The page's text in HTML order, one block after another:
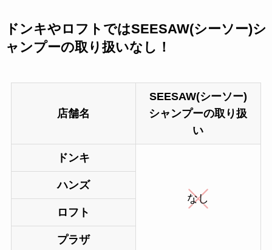
ドンキやロフトではSEESAW(シーソー)シ
ャンプーの取り扱いなし！
店舗名
SEESAW(シーソー)
シャンプーの取り扱
い
ドンキ
なし
ハンズ
ロフト
プラザ